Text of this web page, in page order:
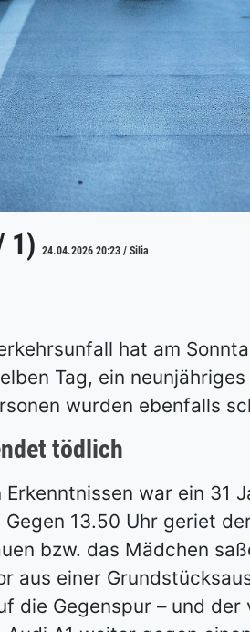
1) 24.04.2026 20:23 / Silia
hat am
Tag, ein
wurden ebenfalls
tödlich
war ein 31
13.50 Uhr geriet
bzw. das Mädchen
aus einer
die Gegenspur – und